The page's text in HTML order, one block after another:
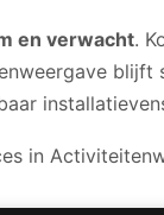
en verwacht.